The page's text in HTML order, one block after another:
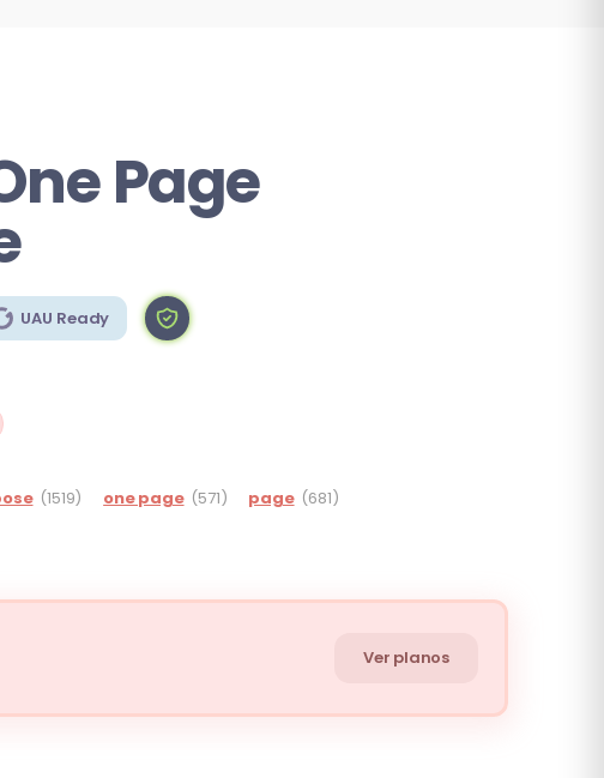
Page
UAU Ready
(1519) one page (571) page (681)
Ver planos